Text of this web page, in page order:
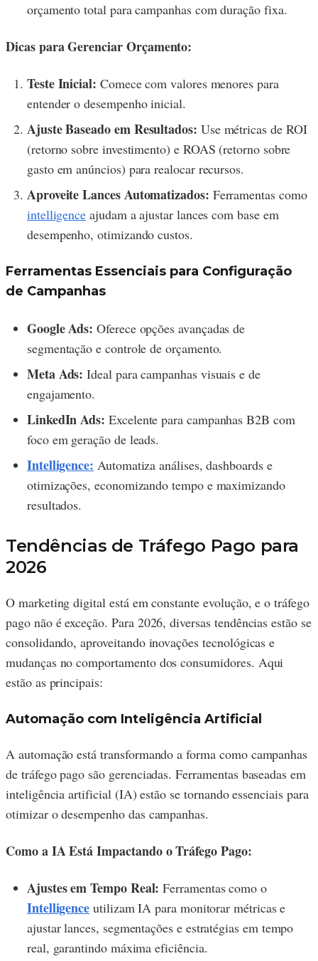
orçamento total para campanhas com duração fixa.
Dicas para Gerenciar Orçamento:
Teste Inicial: Comece com valores menores para
entender o desempenho inicial.
Ajuste Baseado em Resultados: Use métricas de ROI
(retorno sobre investimento) e ROAS (retorno sobre
gasto em anúncios) para realocar recursos.
Aproveite Lances Automatizados: Ferramentas como
intelligence ajudam a ajustar lances com base em
desempenho, otimizando custos.
Ferramentas Essenciais para Configuração
de Campanhas
Google Ads: Oferece opções avançadas de
segmentação e controle de orçamento.
Meta Ads: Ideal para campanhas visuais e de
engajamento.
LinkedIn Ads: Excelente para campanhas B2B com
foco em geração de leads.
Intelligence: Automatiza análises, dashboards e
otimizações, economizando tempo e maximizando
resultados.
Tendências de Tráfego Pago para
2026
O marketing digital está em constante evolução, e o tráfego
pago não é exceção. Para 2026, diversas tendências estão se
consolidando, aproveitando inovações tecnológicas e
mudanças no comportamento dos consumidores. Aqui
estão as principais:
Automação com Inteligência Artificial
A automação está transformando a forma como campanhas
de tráfego pago são gerenciadas. Ferramentas baseadas em
inteligência artificial (IA) estão se tornando essenciais para
otimizar o desempenho das campanhas.
Como a IA Está Impactando o Tráfego Pago:
Ajustes em Tempo Real: Ferramentas como o
Intelligence utilizam IA para monitorar métricas e
ajustar lances, segmentações e estratégias em tempo
real, garantindo máxima eficiência.